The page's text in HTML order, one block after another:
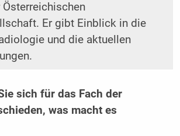
Österreichischen
Er gibt Einblick in die
und die ­aktuellen
sich für das Fach der
was macht es